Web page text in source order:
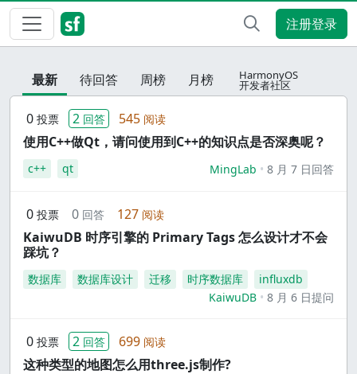
注册登录
最新 待回答 周榜 月榜 HarmonyOS
开发者社区
0 投票 2 回答 545 阅读
使用C++做Qt，请问使用到C++的知识点是否深奥呢？
c++ qt MingLab 8 月 7 日回答
0 投票 0 回答 127 阅读
KaiwuDB 时序引擎的 Primary Tags 怎么设计才不会
踩坑？
数据库 数据库设计 迁移 时序数据库
influxdb
KaiwuDB
8 月 6 日提问
0 投票 2 回答 699 阅读
这种类型的地图怎么用three.js制作?